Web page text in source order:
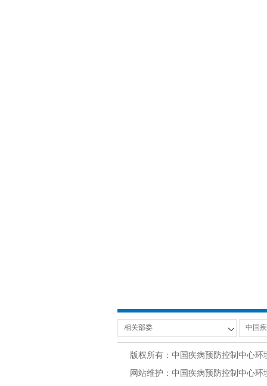
版权所有：中国疾病预防控制中心环
网站维护：中国疾病预防控制中心